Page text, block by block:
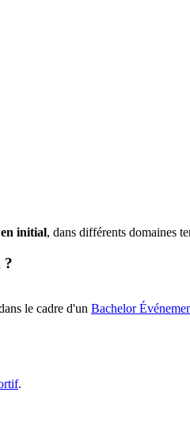
initial, dans différents domaines
?
le cadre d'un Bachelor
.